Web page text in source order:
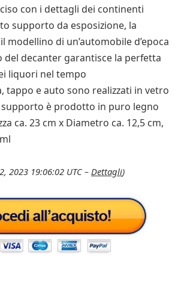
con i dettagli dei continenti
supporto da esposizione, la
modellino di un’automobile d’epoca
decanter garantisce la perfetta
liquori nel tempo
tappo e auto sono realizzati in vetro
è prodotto in puro legno
ca. 23 cm x Diametro ca. 12,5 cm,
2023 19:06:02 UTC – Dettagli)